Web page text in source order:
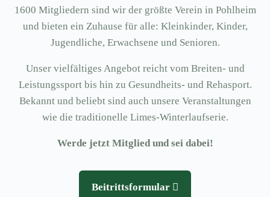
1600 Mitgliedern sind wir der größte Verein in Pohlheim
und bieten ein Zuhause für alle: Kleinkinder, Kinder,
Jugendliche, Erwachsene und Senioren.
Unser vielfältiges Angebot reicht vom Breiten- und
Leistungssport bis hin zu Gesundheits- und Rehasport.
Bekannt und beliebt sind auch unsere Veranstaltungen
wie die traditionelle Limes-Winterlaufserie.
Werde jetzt Mitglied und sei dabei!
Beitrittsformular